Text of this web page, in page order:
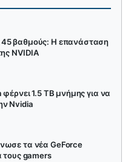
βαθμούς: Η επανάσταση
NVIDIA
1.5 TB μνήμης για να
Nvidia
τα νέα GeForce
τους gamers